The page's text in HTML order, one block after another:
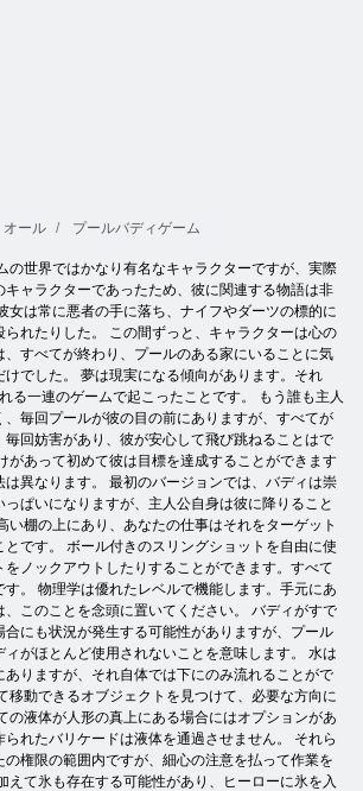
オール プールバディゲーム
の世界ではかなり有名なキャラクターですが、実際
キャラクターであったため、彼に関連する物語は非
女は常に悪者の手に落ち、ナイフやダーツの標的に
られたりした。 この間ずっと、キャラクターは心の
すべてが終わり、プールのある家にいることに気
でした。 夢は現実になる傾向があります。それ
る一連のゲームで起こったことです。 もう誰も主人
毎回プールが彼の目の前にありますが、すべてが
毎回妨害があり、彼が安心して飛び跳ねることはで
があって初めて彼は目標を達成することができます
異なります。 最初のバージョンでは、バディは崇
ぱいになりますが、主人公自身は彼に降りること
い棚の上にあり、あなたの仕事はそれをターゲット
とです。 ボール付きのスリングショットを自由に使
をノックアウトしたりすることができます。すべて
。 物理学は優れたレベルで機能します。手元にあ
、このことを念頭に置いてください。 バディがすで
合にも状況が発生する可能性がありますが、プール
がほとんど使用されないことを意味します。 水は
ありますが、それ自体では下にのみ流れることがで
移動できるオブジェクトを見つけて、必要な方向に
の液体が人形の真上にある場合にはオプションがあ
られたバリケードは液体を通過させません。 それら
の権限の範囲内ですが、細心の注意を払って作業を
えて氷も存在する可能性があり、ヒーローに氷を入